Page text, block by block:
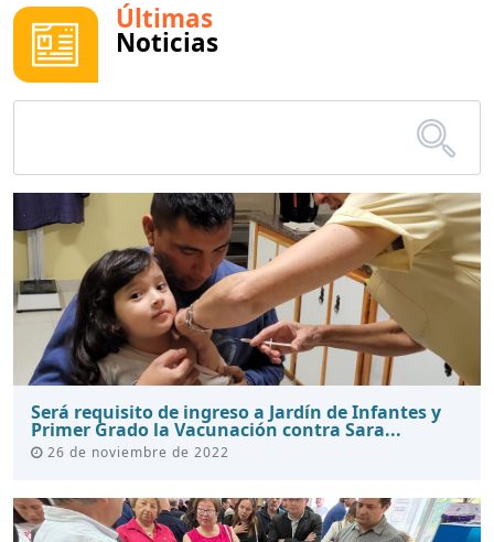
Últimas
Noticias
Será requisito de ingreso a Jardín de Infantes y
Primer Grado la Vacunación contra Sara...
26 de noviembre de 2022